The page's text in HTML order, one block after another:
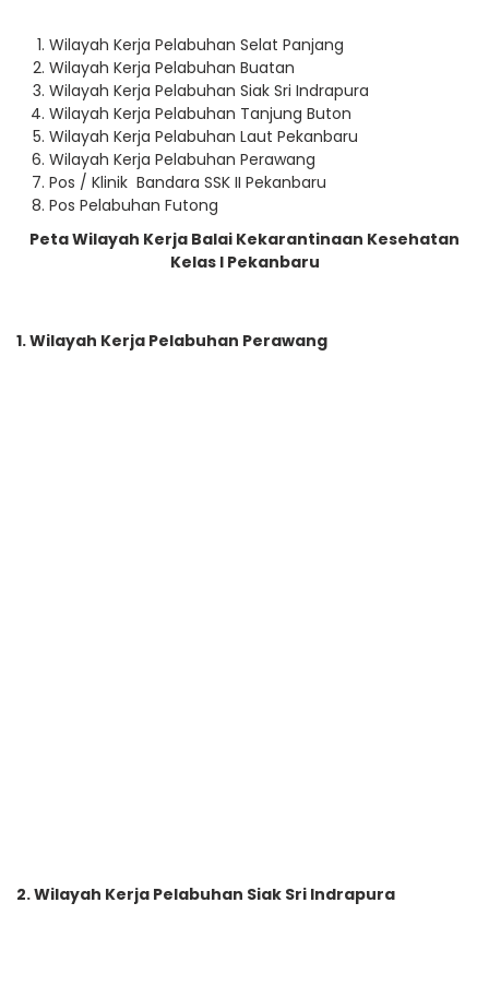
Wilayah Kerja Pelabuhan Selat Panjang
Wilayah Kerja Pelabuhan Buatan
Wilayah Kerja Pelabuhan Siak Sri Indrapura
Wilayah Kerja Pelabuhan Tanjung Buton
Wilayah Kerja Pelabuhan Laut Pekanbaru
Wilayah Kerja Pelabuhan Perawang
Pos / Klinik Bandara SSK II Pekanbaru
Pos Pelabuhan Futong
Peta Wilayah Kerja Balai Kekarantinaan Kesehatan
Kelas I Pekanbaru
1. Wilayah Kerja Pelabuhan Perawang
2. Wilayah Kerja Pelabuhan Siak Sri Indrapura